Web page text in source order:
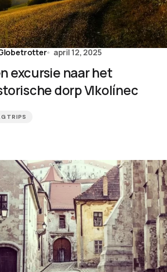
april 12, 2025
excursie naar het
dorp Vlkolínec